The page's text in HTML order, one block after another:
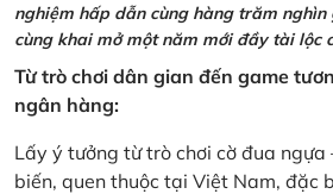
nghiệm hấp dẫn cùng hàng trăm
cùng khai mở một năm mới đầy tài lộc
Từ trò chơi dân gian đến game
ngân hàng:
Lấy ý tưởng từ trò chơi cờ đua ngựa
biến, quen thuộc tại Việt Nam, đặc